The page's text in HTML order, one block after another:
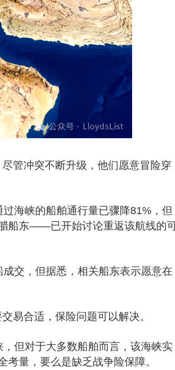
管冲突不断升级，他们愿意冒险穿
海峡的船舶通行量已骤降81%，但
船东——已开始讨论重返该航线的
交，但据悉，相关船东表示愿意在
易合适，保险问题可以解决。
但对于大多数船舶而言，该海峡实
量，要么是缺乏战争险保障。